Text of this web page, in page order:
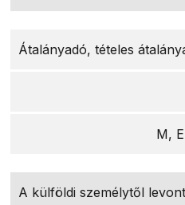
Átalányadó, tételes
M,
A külföldi személytől